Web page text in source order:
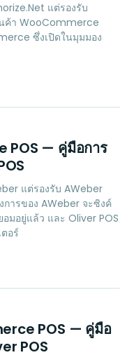
แต่รองรับ
ค้า WooCommerce
ซึ่งเปิดในมุมมอง
POS — คู่มือการ
แต่รองรับ AWeber
การของ AWeber จะซิงค์
มอยู่แล้ว และ Oliver POS
อร์
POS — คู่มือ
POS